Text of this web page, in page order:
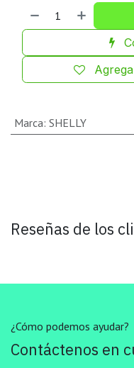
Marca: SHELLY
Reseñas de los
¿Cómo podemos ayudar?
Contáctenos en